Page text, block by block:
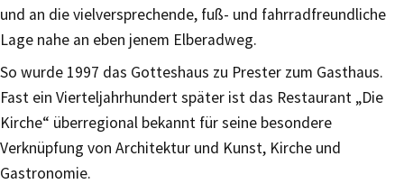
und an die vielversprechende, fuß- und fahrradfreundliche
Lage nahe an eben jenem Elberadweg.
So wurde 1997 das Gotteshaus zu Prester zum Gasthaus.
Fast ein Vierteljahrhundert später ist das Restaurant „Die
Kirche“ überregional bekannt für seine besondere
Verknüpfung von Architektur und Kunst, Kirche und
Gastronomie.